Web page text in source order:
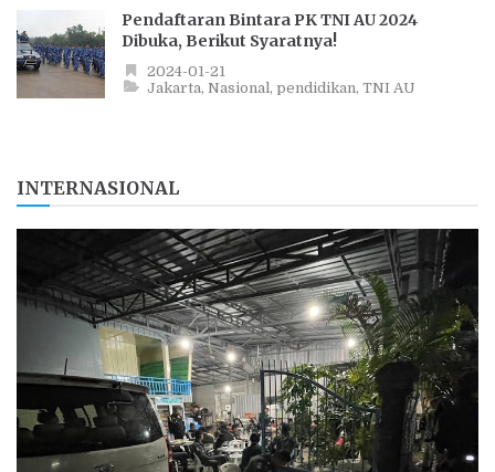
Pendaftaran Bintara PK TNI AU 2024
Dibuka, Berikut Syaratnya!
2024-01-21
Jakarta Nasional pendidikan TNI AU
INTERNASIONAL